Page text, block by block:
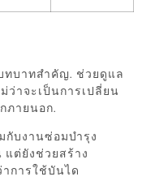
ทบาทสำคัญ. ช่วยดูแล
าจะเป็นการเปลี่ยน
ภายนอก.
กับงานซ่อมบำรุง
แต่ยังช่วยสร้าง
การใช้บันได